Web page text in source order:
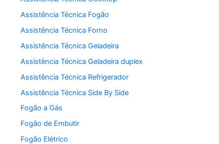
Assistência Técnica Fogão
Assistência Técnica Forno
Assistência Técnica Geladeira
Assistência Técnica Geladeira duplex
Assistência Técnica Refrigerador
Assistência Técnica Side By Side
Fogão a Gás
Fogão de Embutir
Fogão Elétrico